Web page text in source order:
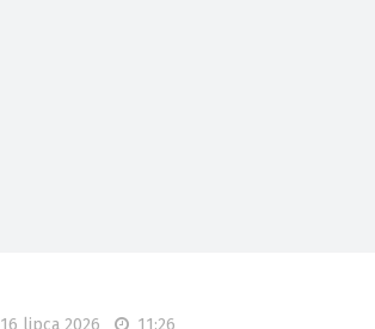
16 lipca 2026 11:26